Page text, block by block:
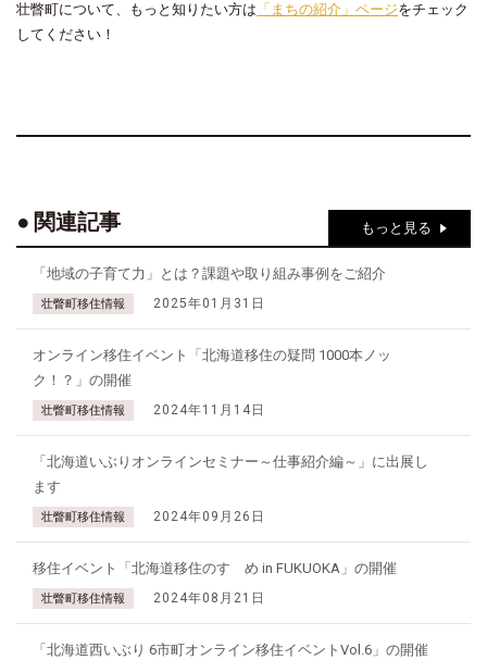
壮瞥町について、もっと知りたい方は 「まちの紹介」ページをチェック
してください！
関連記事 もっと見る
「地域の子育て力」とは？課題や取り組み事例をご紹介
壮瞥町移住情報 2025年01月31日
オンライン移住イベント「北海道移住の疑問 1000本ノッ
ク！？」の開催
壮瞥町移住情報 2024年11月14日
「北海道いぶりオンラインセミナー～仕事紹介編～」に出展し
ます
壮瞥町移住情報 2024年09月26日
移住イベント「北海道移住のすゝめ in FUKUOKA」の開催
壮瞥町移住情報 2024年08月21日
「北海道西いぶり 6市町オンライン移住イベントVol.6」の開催